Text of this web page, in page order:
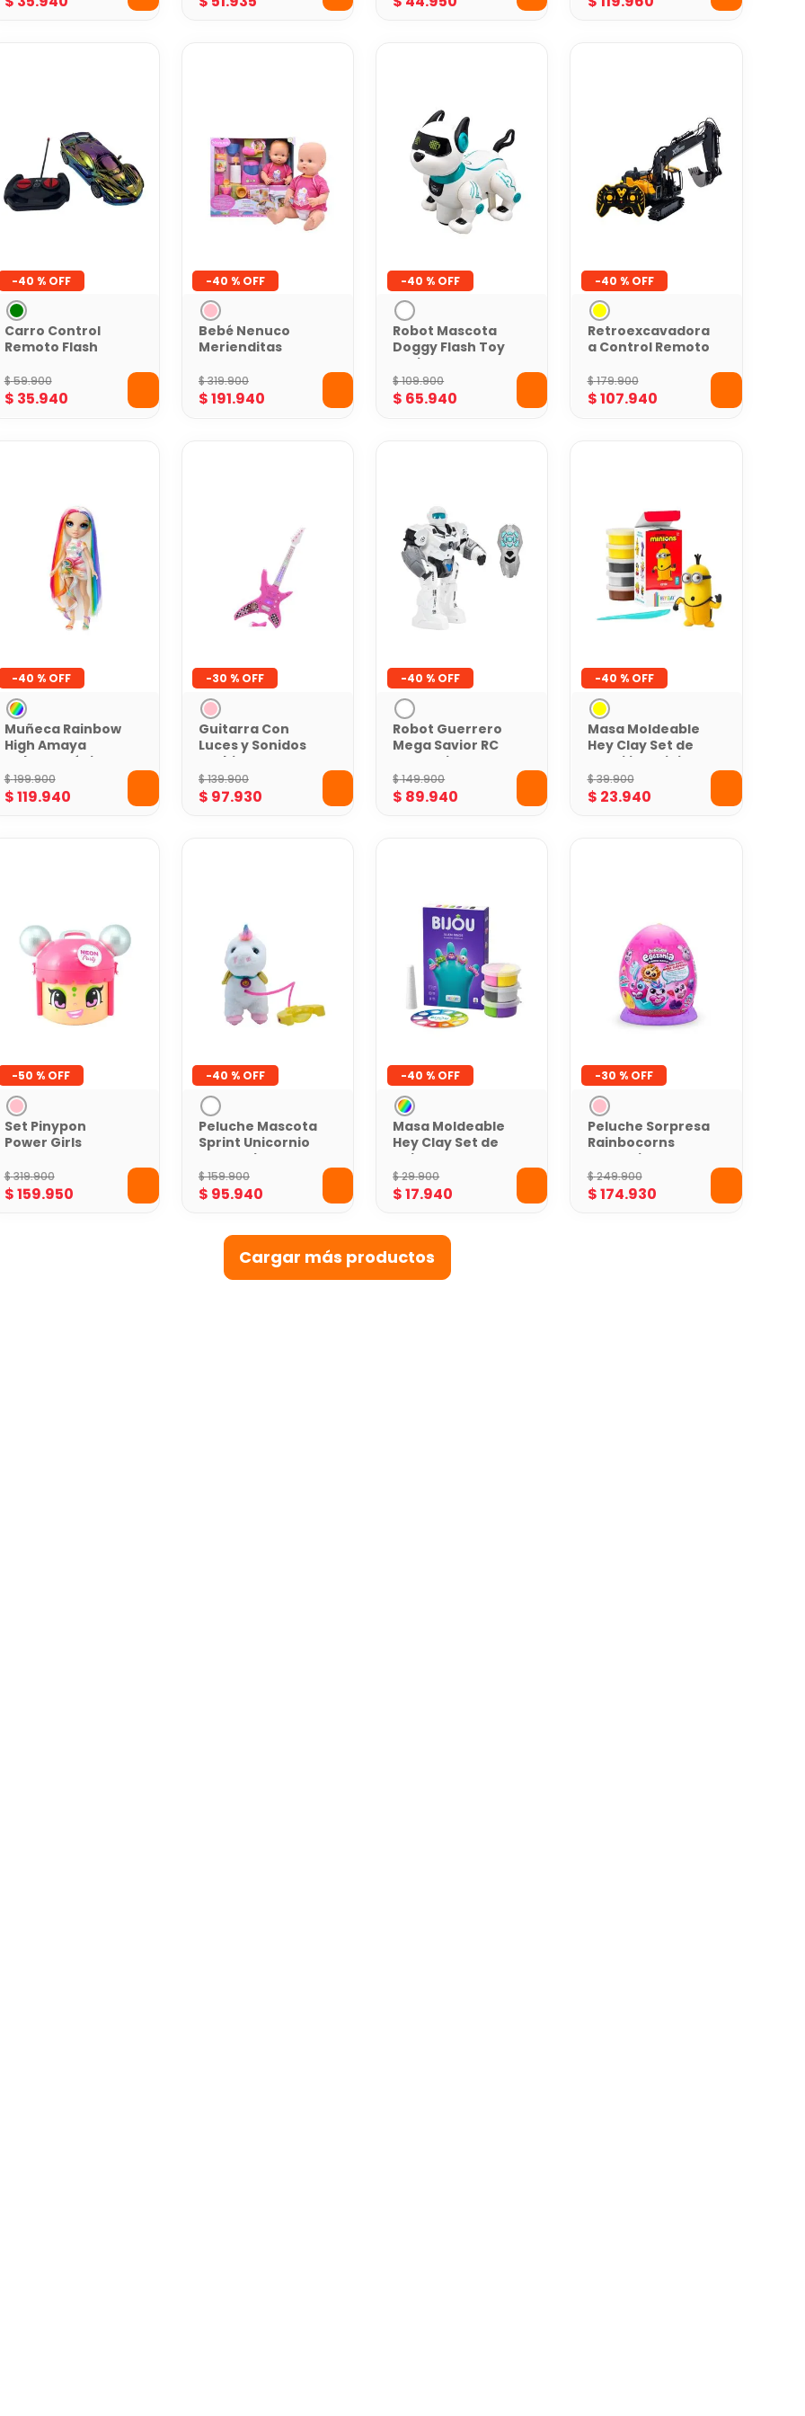
-40 %
Carro Control
Remoto Flash
$59.900
$ 35.940
-40 %
Bebé Nenuco
Merienditas
$319.900
$191.940
-40 %
Robot Mascota
Doggy Flash Toy
Logic
$109.900
$ 65.940
-40 %
Retroexcavadora
a Control Remoto
$179.900
$107.940
-40 %
Muñeca Rainbow
High Amaya
Cabello Mágico
con Acuarelas
Lavables y
$199.900
$119.940
-30 %
Guitarra Con
Luces y Sonidos
Barbie
$139.900
$ 97.930
-40 %
Robot Guerrero
Mega Savior RC
Toy Logic
$149.900
$ 89.940
-40 %
Masa Moldeable
Hey Clay Set de
Plastilina Minions
Kevin x 5 Envases
$39.900
$ 23.940
-50 %
Set Pinypon
Power Girls
$319.900
$159.950
-40 %
Peluche Mascota
Sprint Unicornio
con Sonidos
$159.900
$ 95.940
-40 %
Masa Moldeable
Hey Clay Set de
Anillos
Alienígenas x 3
Envases
$29.900
$17.940
-30 %
Peluche Sorpresa
Rainbocorns
Eggzania
$249.900
$174.930